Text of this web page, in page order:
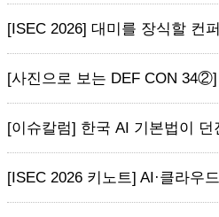
[ISEC 2026] 대미를 장식할 컨
[사진으로 보는 DEF CON
[이슈칼럼] 한국 AI 기본법이
[ISEC 2026 키노트] AI·클라우